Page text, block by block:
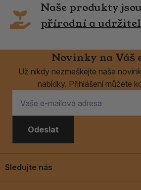
Naše produkty jsou
přírodní a
Novinky na Váš
Už nikdy nezmeškejte naše
nabídky. Přihlášení můžete
Odeslat
Sledujte nás